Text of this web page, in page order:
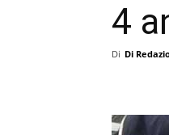
4
Di Di